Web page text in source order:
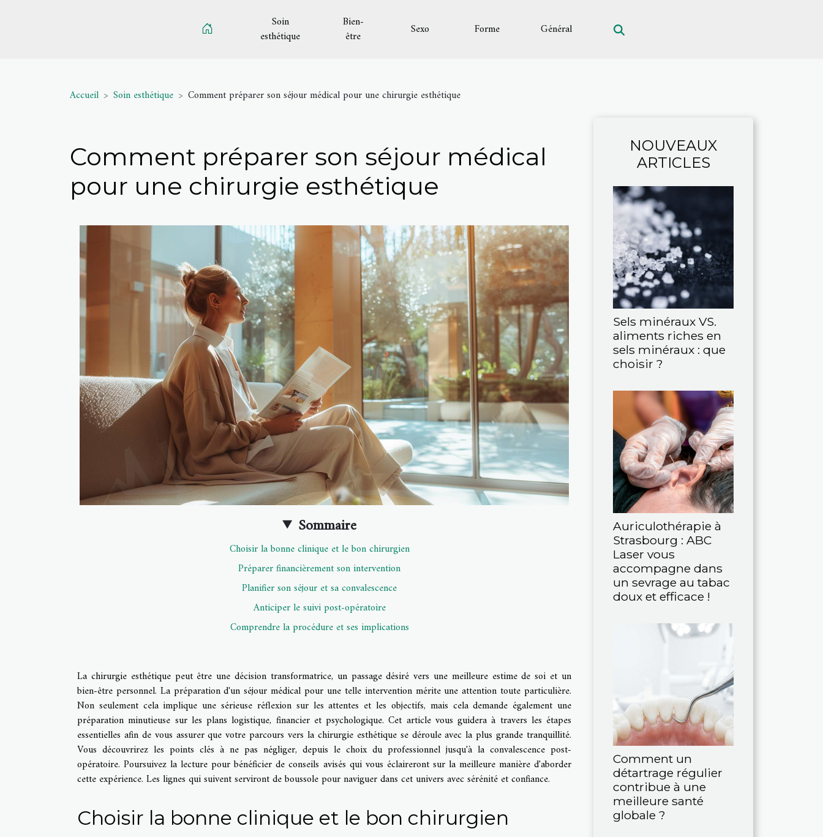
Soin
esthétique
Bien-
être
Sexo Forme Général
Accueil Soin esthétique Comment préparer son séjour médical pour une chirurgie esthétique
Comment préparer son séjour médical
pour une chirurgie esthétique
Sommaire
Choisir la bonne clinique et le bon chirurgien
Préparer financièrement son intervention
Planifier son séjour et sa convalescence
Anticiper le suivi post-opératoire
Comprendre la procédure et ses implications
La chirurgie esthétique peut être une décision transformatrice, un passage désiré vers une meilleure estime de soi et un
bien-être personnel. La préparation d'un séjour médical pour une telle intervention mérite une attention toute particulière.
Non seulement cela implique une sérieuse réflexion sur les attentes et les objectifs, mais cela demande également une
préparation minutieuse sur les plans logistique, financier et psychologique. Cet article vous guidera à travers les étapes
essentielles afin de vous assurer que votre parcours vers la chirurgie esthétique se déroule avec la plus grande tranquillité.
Vous découvrirez les points clés à ne pas négliger, depuis le choix du professionnel jusqu'à la convalescence post-
opératoire. Poursuivez la lecture pour bénéficier de conseils avisés qui vous éclaireront sur la meilleure manière d'aborder
cette expérience. Les lignes qui suivent serviront de boussole pour naviguer dans cet univers avec sérénité et confiance.
Choisir la bonne clinique et le bon chirurgien
NOUVEAUX
ARTICLES
Sels minéraux VS.
aliments riches en
sels minéraux : que
choisir ?
Auriculothérapie à
Strasbourg : ABC
Laser vous
accompagne dans
un sevrage au tabac
doux et efficace !
Comment un
détartrage régulier
contribue à une
meilleure santé
globale ?